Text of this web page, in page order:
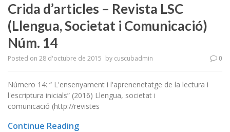
Crida d’articles – Revista LSC
(Llengua, Societat i Comunicació)
Núm. 14
Posted on 28 d'octubre de 2015 by cuscubadmin 0
Número 14: “ L'ensenyament i l'aprenenetatge de la lectura i
l'escriptura inicials” (2016) Llengua, societat i
comunicació (http://revistes
Continue Reading